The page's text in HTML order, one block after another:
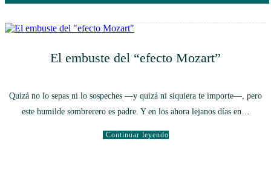
El embuste del “efecto Mozart”
Quizá no lo sepas ni lo sospeches —y quizá ni siquiera te importe—, pero
este humilde sombrerero es padre. Y en los ahora lejanos días en…
Continuar leyendo